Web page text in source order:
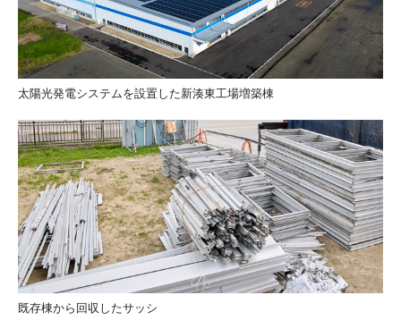
太陽光発電システムを設置した新湊東工場増築棟
既存棟から回収したサッシ